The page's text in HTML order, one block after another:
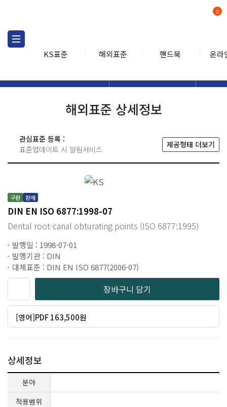
KS표준 해외표준 핸드북 온라
0
해외표준 상세정보
관심표준 등록 :
표준업데이트 시 알림서비스
제공형태 더보기
구판 판매
DIN EN ISO 6877:1998-07
Dental root-canal obturating points (ISO 6877:1995)
발행일 : 1998-07-01
발행기관 : DIN
대체표준 : DIN EN ISO 6877(2006-07)
장바구니 담기
[영어]PDF 163,500원
상세정보
분야
적용범위